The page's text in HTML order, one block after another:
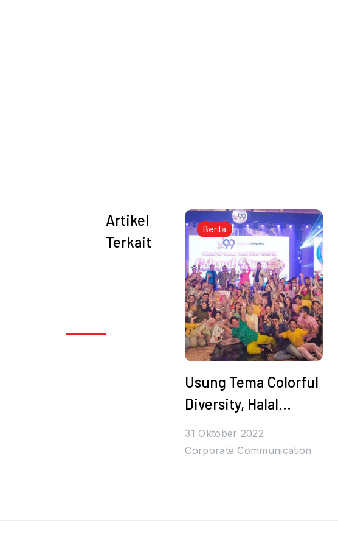
Artikel
Terkait
Berita
Usung Tema Colorful
Diversity, Halal
Bihalal Juragan99
Bertabur Hadiah dan
31 Oktober 2022
Corporate Communication